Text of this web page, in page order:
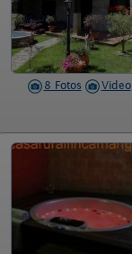
8 Fotos Video